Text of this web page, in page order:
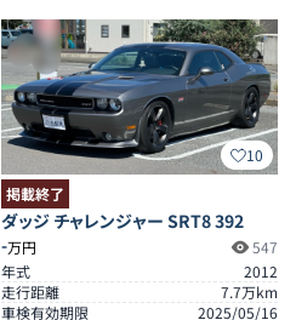
10
掲載終了
ダッジ チャレンジャー SRT8 392
-万円
547
年式
2012
走行距離
7.7万km
車検有効期限
2025/05/16